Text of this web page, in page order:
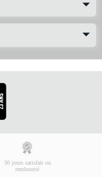
30 jours satisfait ou
remboursé